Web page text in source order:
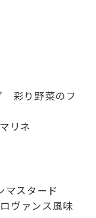
彩り野菜のフ
リネ
マスタード
ヴァンス風味